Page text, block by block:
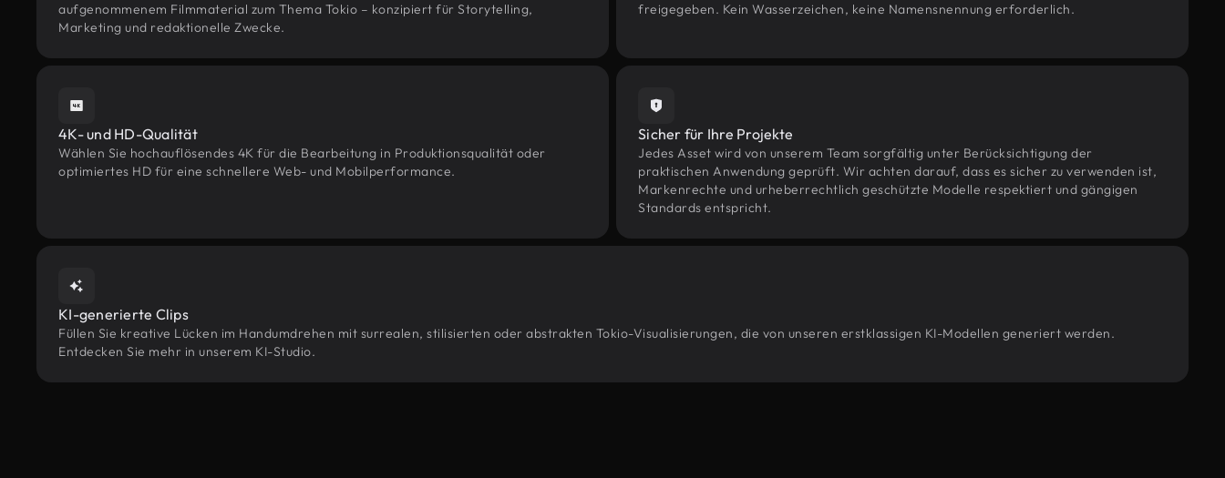
aufgenommenem Filmmaterial zum Thema Tokio – konzipiert für Storytelling,
Marketing und redaktionelle Zwecke.
freigegeben. Kein Wasserzeichen, keine Namensnennung erforderlich.
4K- und HD-Qualität
Wählen Sie hochauflösendes 4K für die Bearbeitung in Produktionsqualität oder
optimiertes HD für eine schnellere Web- und Mobilperformance.
Sicher für Ihre Projekte
Jedes Asset wird von unserem Team sorgfältig unter Berücksichtigung der
praktischen Anwendung geprüft. Wir achten darauf, dass es sicher zu verwenden ist,
Markenrechte und urheberrechtlich geschützte Modelle respektiert und gängigen
Standards entspricht.
KI-generierte Clips
Füllen Sie kreative Lücken im Handumdrehen mit surrealen, stilisierten oder abstrakten Tokio-Visualisierungen, die von unseren erstklassigen KI-Modellen generiert werden.
Entdecken Sie mehr in unserem KI-Studio.